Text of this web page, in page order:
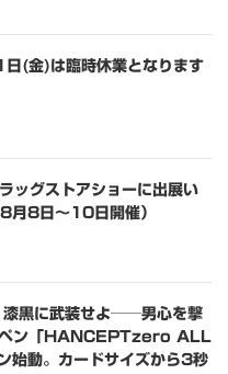
(金)は臨時休業となります
グストアショーに出展い
8日〜10日開催）
漆黒に武装せよ──男心を撃
ペン「HANCEPTzero ALL
始動。カードサイズから3秒